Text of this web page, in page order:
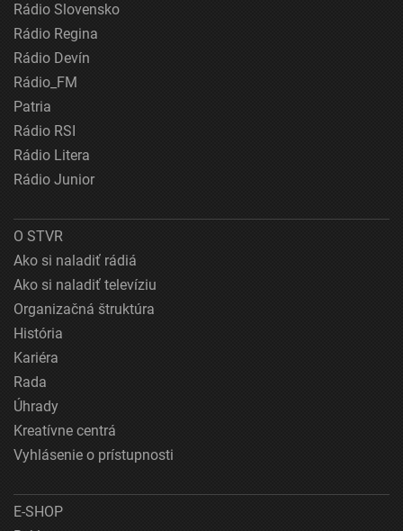
Rádio Slovensko
Rádio Regina
Rádio Devín
Rádio_FM
Patria
Rádio RSI
Rádio Litera
Rádio Junior
O STVR
Ako si naladiť rádiá
Ako si naladiť televíziu
Organizačná štruktúra
História
Kariéra
Rada
Úhrady
Kreatívne centrá
Vyhlásenie o prístupnosti
E-SHOP